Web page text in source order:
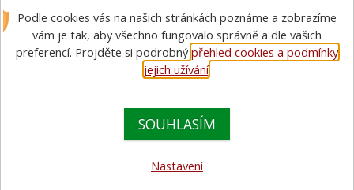
Oblečení pro hasiče - zásahové, pracovní i vycházkové oděvy.
Oblečeme muže, ženy i děti.
HASIČI
Podle cookies vás na našich stránkách poznáme a zobrazíme
vám je tak, aby všechno fungovalo správně a dle vašich
preferencí. Projděte si podrobnýpřehled cookies a podmínky
jejich užívání.
SOUHLASÍM
Nastavení